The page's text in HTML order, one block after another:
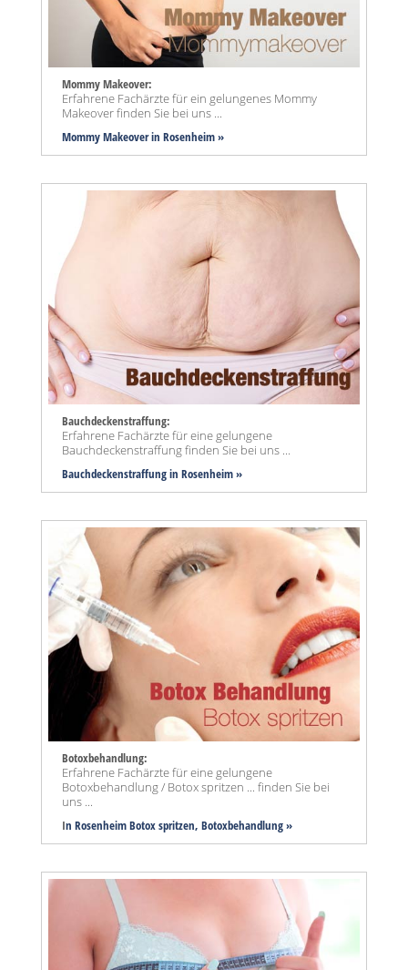
Mommy Makeover:
Erfahrene Fachärzte für ein gelungenes Mommy
Makeover finden Sie bei uns ...
Mommy Makeoverin Rosenheim »
Bauchdeckenstraffung:
Erfahrene Fachärzte für eine gelungene
Bauchdeckenstraffung finden Sie bei uns ...
Bauchdeckenstraffungin Rosenheim »
Botoxbehandlung:
Erfahrene Fachärzte für eine gelungene
Botoxbehandlung / Botox spritzen ... finden Sie bei
uns ...
In Rosenheim Botox spritzen, Botoxbehandlung »